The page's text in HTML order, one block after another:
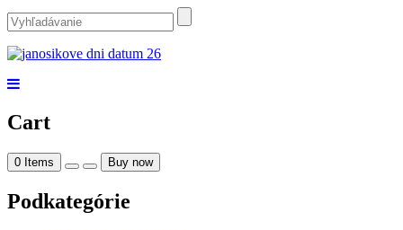
Cart
0 Items Buy now
Podkategórie